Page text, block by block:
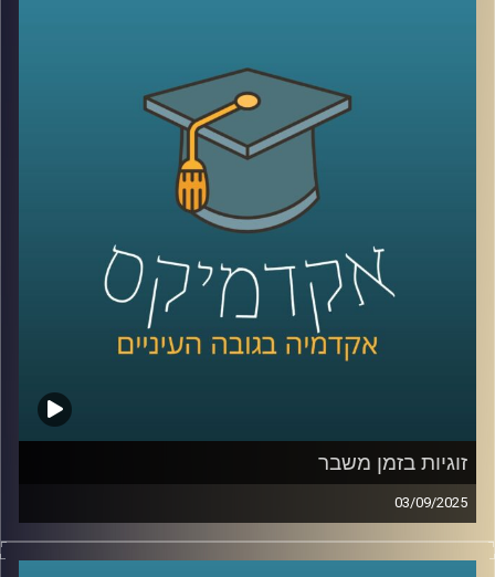
וראש מכון הפניקס לחקר שוק ההון.
נדבר על Dr. IFRS ככלי שמתרגם תקנים לתשובות מהירות
ומדויקות, על האופן שבו ה-AI משנה את תפקידי רואי החשבון
ומנהלי הכספים. נצלול למטרות המכון החדש, מחקר יישומי
שמחבר אקדמיה ושוק ההון, פיתוח סטנדרטים לבקרה על
מודלים, והכשרת דור מקצועי שמבין נתונים וטכנולוגיה. נשאל
איך סטודנטים צריכים להתכונן כבר עכשיו, ואיך שוק העבודה
יתאים את ההכשרות, הגיוס והקריירה לעידן החדש.
קרדיט תמונות:AudioVersity
זוגיות בזמן משבר
03/09/2025
בשנים האחרונות נדמה שהחיים בוחנים אותנו שוב ושוב,
מגפה עולמית, משברים כלכליים, מציאות ביטחונית לא יציבה,